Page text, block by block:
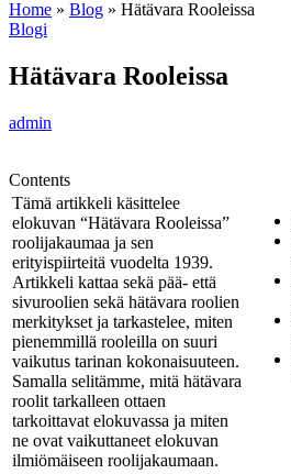
Home » Blog » Hätävara Rooleissa
Blogi
Hätävara Rooleissa
admin
Contents
Tämä artikkeli käsittelee
elokuvan “Hätävara Rooleissa”
roolijakaumaa ja sen
erityispiirteitä vuodelta 1939.
Artikkeli kattaa sekä pää- että
sivuroolien sekä hätävara roolien
merkitykset ja tarkastelee, miten
pienemmillä rooleilla on suuri
vaikutus tarinan kokonaisuuteen.
Samalla selitämme, mitä hätävara
roolit tarkalleen ottaen
tarkoittavat elokuvassa ja miten
ne ovat vaikuttaneet elokuvan
ilmiömäiseen roolijakaumaan.